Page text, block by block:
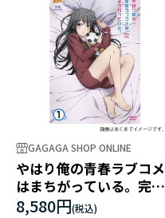
GAGAGA SHOP ONLINE
やはり俺の青春ラブコメ
はまちがっている。完
第1巻
8,580円